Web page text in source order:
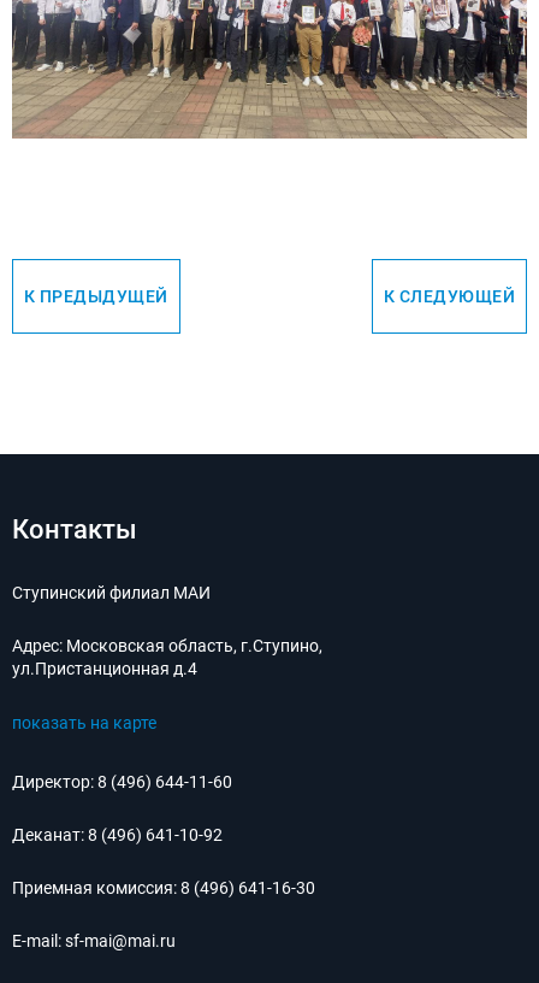
К ПРЕДЫДУЩЕЙ К СЛЕДУЮЩЕЙ
Контакты
Ступинский филиал МАИ
Адрес: Московская область, г.Ступино,
ул.Пристанционная д.4
показать на карте
Директор:8 (496) 644-11-60
Деканат:8 (496) 641-10-92
Приемная комиссия:8 (496) 641-16-30
E-mail:sf-mai@mai.ru